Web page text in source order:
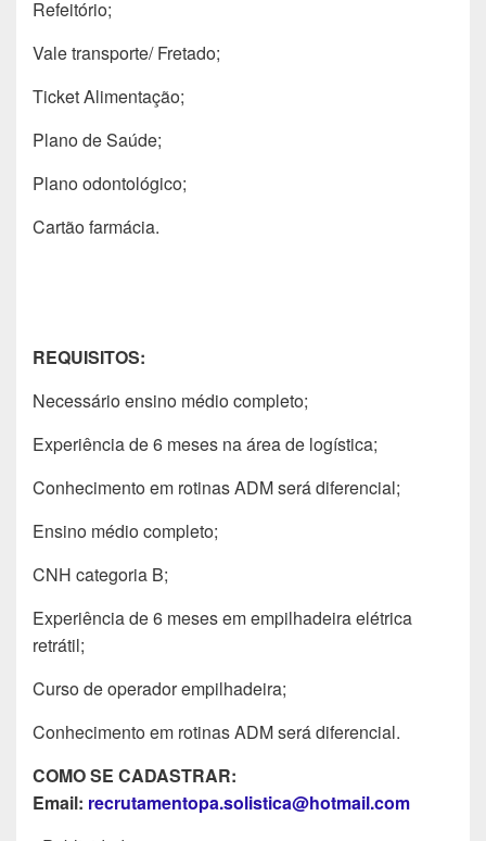
Refeitório;
Vale transporte/ Fretado;
Ticket Alimentação;
Plano de Saúde;
Plano odontológico;
Cartão farmácia.
REQUISITOS:
Necessário ensino médio completo;
Experiência de 6 meses na área de logística;
Conhecimento em rotinas ADM será diferencial;
Ensino médio completo;
CNH categoria B;
Experiência de 6 meses em empilhadeira elétrica
retrátil;
Curso de operador empilhadeira;
Conhecimento em rotinas ADM será diferencial.
COMO SE CADASTRAR:
Email: recrutamentopa.solistica@hotmail.com